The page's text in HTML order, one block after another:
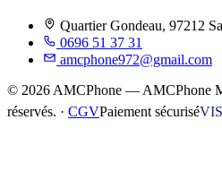
Quartier Gondeau, 97212
0696 51 37 31
amcphone972@gmail.com
© 2026 AMCPhone — AMCPhone
réservés. · CGVPaiement sécurisé